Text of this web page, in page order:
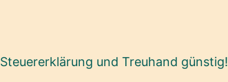
Steuererklärung und Treuhand günstig!